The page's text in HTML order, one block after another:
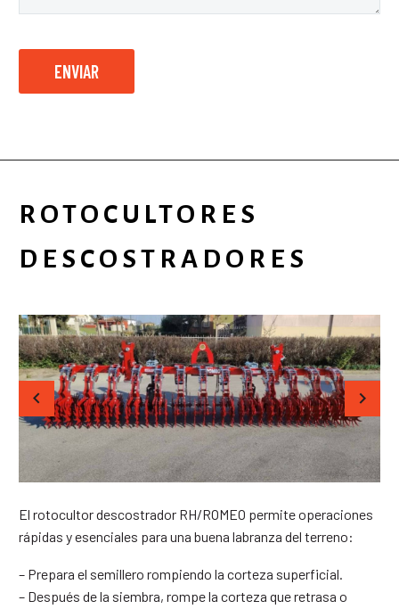
ROTOCULTORES
DESCOSTRADORES
El rotocultor descostrador RH/ROMEO permite operaciones
rápidas y esenciales para una buena labranza del terreno:
– Prepara el semillero rompiendo la corteza superficial.
– Después de la siembra, rompe la corteza que retrasa o